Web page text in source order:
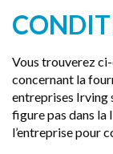
Vous trouverez
concernant la
entreprises Irving
figure pas dans la
l’entreprise pour